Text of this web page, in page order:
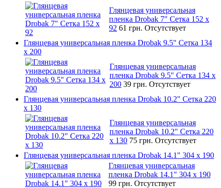
Глянцевая универсальная
пленка Drobak 7" Сетка 152 x
92 61 грн. Отсутствует
Глянцевая универсальная пленка Drobak 9.5" Сетка 134
x 200
Глянцевая универсальная
пленка Drobak 9.5" Сетка 134 x
200 39 грн. Отсутствует
Глянцевая универсальная пленка Drobak 10.2" Сетка 220
x 130
Глянцевая универсальная
пленка Drobak 10.2" Сетка 220
x 130 75 грн. Отсутствует
Глянцевая универсальная пленка Drobak 14.1" 304 х 190
Глянцевая универсальная
пленка Drobak 14.1" 304 х 190
99 грн. Отсутствует